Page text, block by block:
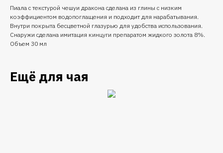
Пиала с текстурой чешуи дракона сделана из глины с низким
коэффициентом водопоглащения и подходит для нарабатывания.
Внутри покрыта бесцветной глазурью для удобства использования.
Снаружи сделана имитация кинцуги препаратом жидкого золота 8%.
Объем 30 мл
Ещё для чая